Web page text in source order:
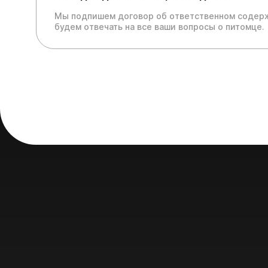
Мы подпишем договор об ответственном
будем отвечать на все ваши вопросы о питомце.